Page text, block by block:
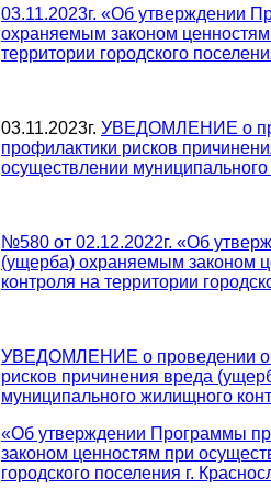
03.11.2023г. «Об утверждении
охраняемым законом
территории городского
03.11.2023г. УВЕДОМЛЕНИЕ о
профилактики рисков
осуществлении
№580 от 02.12.2022г. «Об
(ущерба) охраняемым законом
контроля на территории
УВЕДОМЛЕНИЕ о проведении
рисков причинения вреда
муниципального жилищного
«Об утверждении Программы
законом ценностям при
городского поселения г.